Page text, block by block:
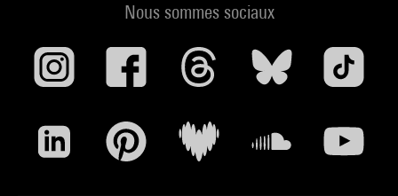
Nous sommes sociaux